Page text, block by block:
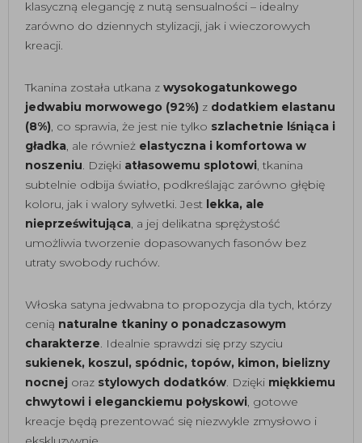
klasyczną elegancję z nutą sensualności – idealny
zarówno do dziennych stylizacji, jak i wieczorowych
kreacji.
Tkanina została utkana z wysokogatunkowego
jedwabiu morwowego (92%) z dodatkiem elastanu
(8%), co sprawia, że jest nie tylko szlachetnie lśniąca i
gładka, ale również elastyczna i komfortowa w
noszeniu. Dzięki atłasowemu splotowi, tkanina
subtelnie odbija światło, podkreślając zarówno głębię
koloru, jak i walory sylwetki. Jest lekka, ale
nieprześwitująca, a jej delikatna sprężystość
umożliwia tworzenie dopasowanych fasonów bez
utraty swobody ruchów.
Włoska satyna jedwabna to propozycja dla tych, którzy
cenią naturalne tkaniny o ponadczasowym
charakterze. Idealnie sprawdzi się przy szyciu
sukienek, koszul, spódnic, topów, kimon, bielizny
nocnej oraz stylowych dodatków. Dzięki miękkiemu
chwytowi i eleganckiemu połyskowi, gotowe
kreacje będą prezentować się niezwykle zmysłowo i